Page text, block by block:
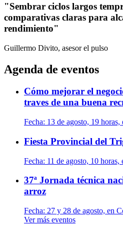
"Sembrar ciclos largos
comparativas claras para
rendimiento"
Guillermo Divito, asesor el pulso
Agenda de eventos
Cómo mejorar el
traves de una buena
Fecha: 13 de agosto, 19 horas,
Fiesta Provincial del
Fecha: 11 de agosto, 10 horas,
37ª Jornada técnica
arroz
Fecha: 27 y 28 de agosto, en
Ver más eventos